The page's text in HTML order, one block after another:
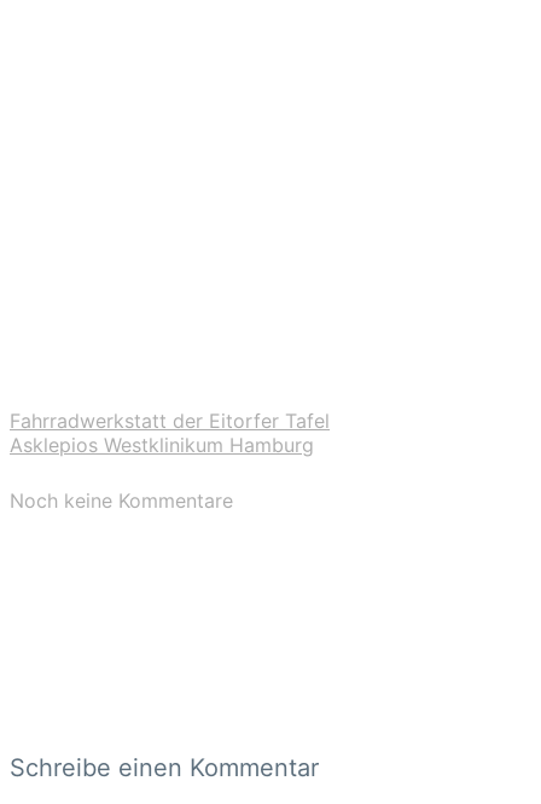
Fahrradwerkstatt der Eitorfer Tafel
Asklepios Westklinikum Hamburg
Noch keine Kommentare
Schreibe einen Kommentar